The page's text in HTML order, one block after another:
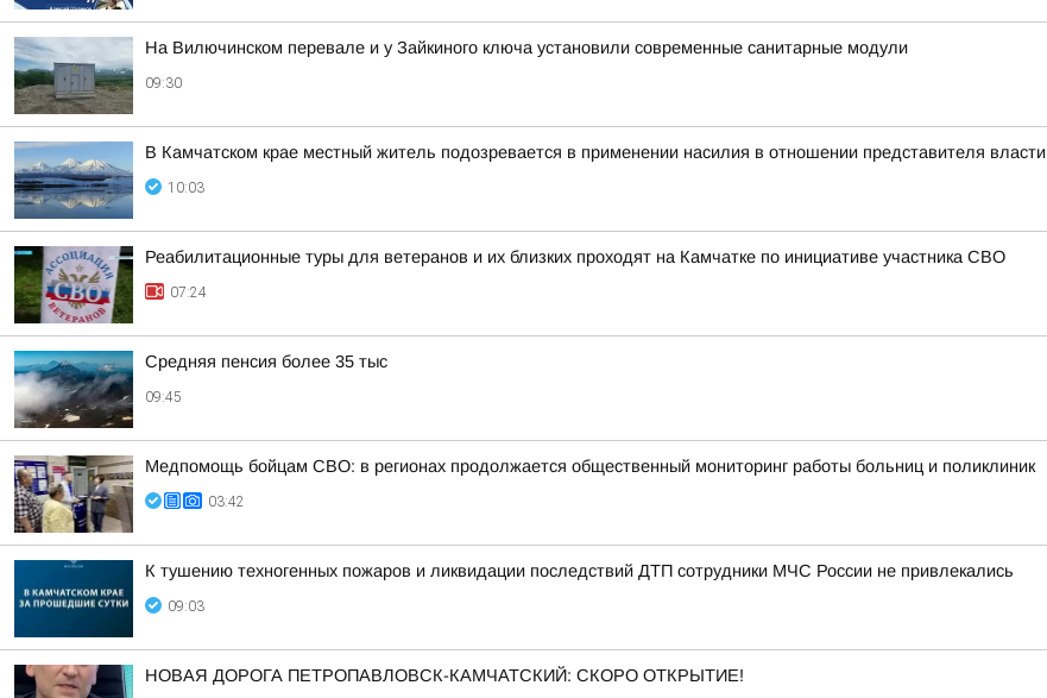
На Вилючинском перевале и у Зайкиного ключа установили современные санитарные модули
09:30
В Камчатском крае местный житель подозревается в применении насилия в отношении представителя власти
10:03
Реабилитационные туры для ветеранов и их близких проходят на Камчатке по инициативе участника СВО
07:24
Средняя пенсия более 35 тыс
09:45
Медпомощь бойцам СВО: в регионах продолжается общественный мониторинг работы больниц и поликлиник
03:42
К тушению техногенных пожаров и ликвидации последствий ДТП сотрудники МЧС России не привлекались
09:03
НОВАЯ ДОРОГА ПЕТРОПАВЛОВСК-КАМЧАТСКИЙ: СКОРО ОТКРЫТИЕ!